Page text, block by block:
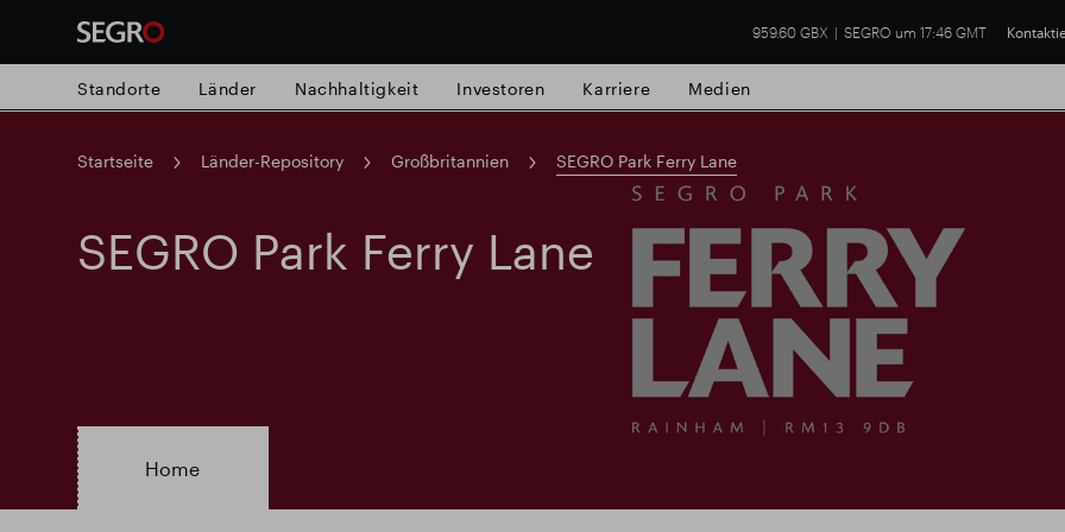
959.60 GBX SEGRO um 17:46 GMT
search
Search
Popular search
Finanzielle Ergebnisse
Standorte Länder Nachhaltigkeit Investoren Karriere Medien
Startseite Länder-Repository Großbritannien SEGRO Park Ferry Lane
SEGRO Park Ferry Lane
Home